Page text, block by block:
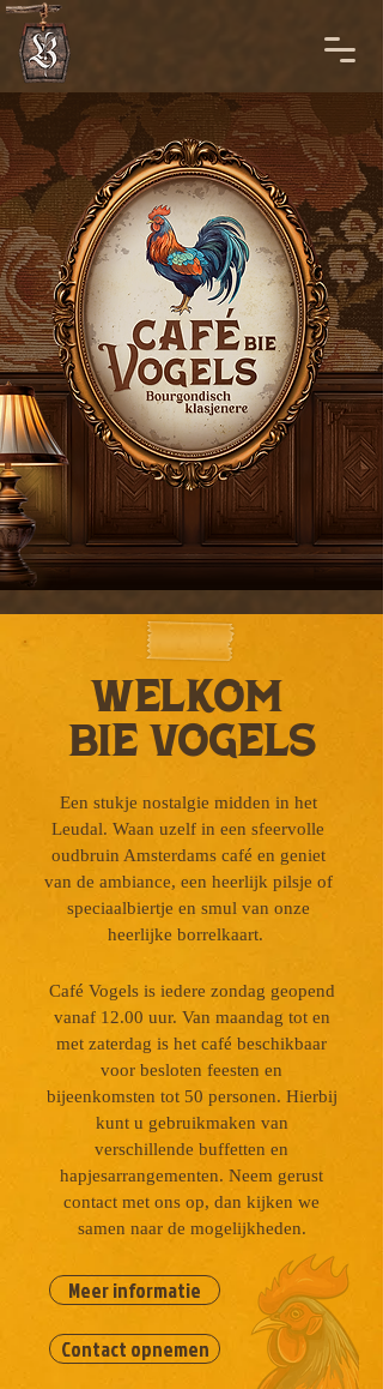
welkom
bie vogels
Een stukje nostalgie midden in het
Leudal. Waan uzelf in een sfeervolle
oudbruin Amsterdams café en geniet
van de ambiance, een heerlijk pilsje of
speciaalbiertje en smul van onze
heerlijke borrelkaart.
Café Vogels is iedere zondag geopend
vanaf 12.00 uur. Van maandag tot en
met zaterdag is het café beschikbaar
voor besloten feesten en
bijeenkomsten tot 50 personen. Hierbij
kunt u gebruikmaken van
verschillende buffetten en
hapjesarrangementen. Neem gerust
contact met ons op, dan kijken we
samen naar de mogelijkheden.
Meer informatie
Contact opnemen